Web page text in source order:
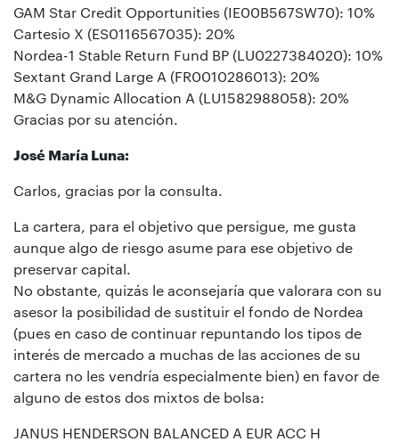
GAM Star Credit Opportunities (IE00B567SW70): 10%
Cartesio X (ES0116567035): 20%
Nordea-1 Stable Return Fund BP (LU0227384020): 10%
Sextant Grand Large A (FR0010286013): 20%
M&G Dynamic Allocation A (LU1582988058): 20%
Gracias por su atención.
José María Luna:
Carlos, gracias por la consulta.
La cartera, para el objetivo que persigue, me gusta
aunque algo de riesgo asume para ese objetivo de
preservar capital.
No obstante, quizás le aconsejaría que valorara con su
asesor la posibilidad de sustituir el fondo de Nordea
(pues en caso de continuar repuntando los tipos de
interés de mercado a muchas de las acciones de su
cartera no les vendría especialmente bien) en favor de
alguno de estos dos mixtos de bolsa:
JANUS HENDERSON BALANCED A EUR ACC H